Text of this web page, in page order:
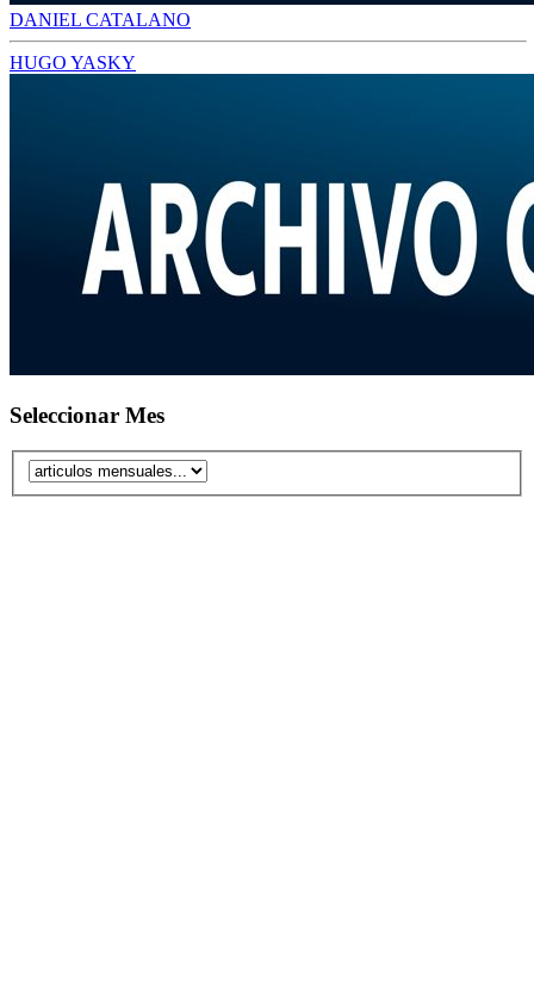
DANIEL CATALANO
HUGO YASKY
Seleccionar Mes